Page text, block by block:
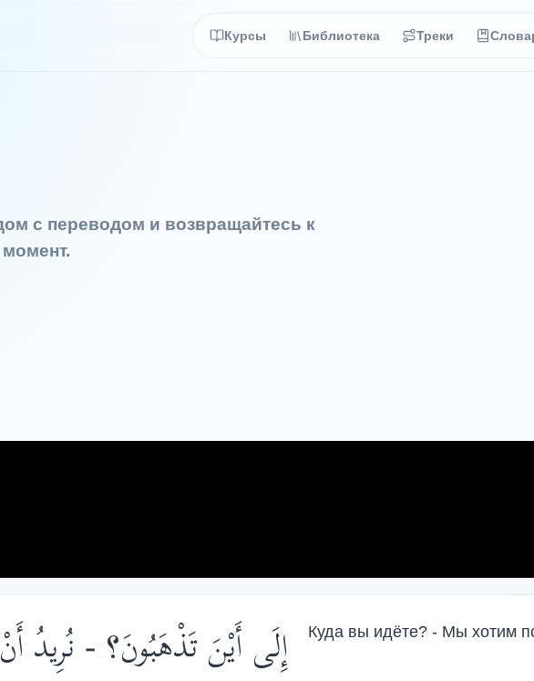
Курсы Библиотека Треки
с переводом и возвращайтесь к
إِلَى أَيْنَ تَذْهَبُونَ؟ - نُرِيدُ
Куда вы идёте? - Мы хотим